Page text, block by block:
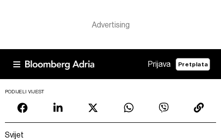
Prijava Pretplata
PODIJELI VIJEST
Svijet